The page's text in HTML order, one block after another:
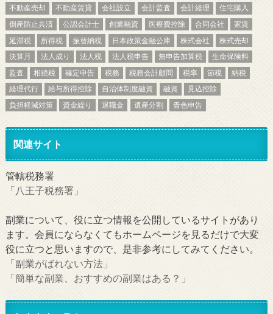
不動産売却
不動産賃貸 会社設立 会計監査 会計経理
住宅購入
倒産防止共済
公認会計士 創業融資 医療費控除 合同会社
家賃
延滞税
所得税 振替納税 日本政策金融公庫 株式会社
株式売却
決算月
法人成り 法人税 法人税申告 無申告加算税
生命保険料
監査
相続税 確定申告 税務 税務会計顧問 税率 節税
納税
経理代行
給与所得控除 自治体制度融資 融資
見込控除
負担軽減対策
資金繰り 退職金 遺産分割 青色申告
関連サイト
管轄税務署
「八王子税務署」
副業について、役に立つ情報を公開しているサイトがあり
ます。会員にならなくてもホームページを見るだけで大変
役に立つと思いますので、是非参考にしてみてください。
「副業がばれない方法」
「簡単な副業、おすすめの副業はある？」